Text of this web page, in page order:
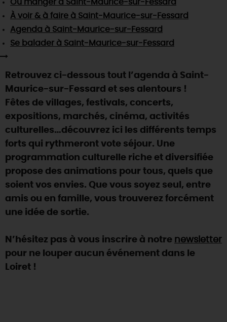
TOUTES LES ACTIVITÉS
Visitesgourmandesetcréatives
Vins etvignobles
Chic,une aire de pique-nique
Par ici lesguinguettes
La Route desMétiers d'Art
TOUT L'ART DE VIVRE
Des vacances auprès des animaux 🐎
(re)Découvrir les coulisses de la Faïencerie de
Gien !
Une saison de festivals 🎉
Rendez-vous de la nature en 2026
Des sorties en famille dans le Loiret !
Programme des animations "Loiret au fil de l'eau"
Où sortir ?
AUJOURD'HUI
DEMAIN
SE REPÉRER,SE DÉPLACER
INFOS &SERVICES
Où manger à Saint-Maurice-sur-Fessard
À voir & à faire à Saint-Maurice-sur-Fessard
Agenda à Saint-Maurice-sur-Fessard
Se balader à Saint-Maurice-sur-Fessard
Retrouvez ci-dessous tout l’agenda à Saint-
Maurice-sur-Fessard et ses alentours !
Fêtes de villages, festivals, concerts,
expositions, marchés, cinéma, activités
culturelles…découvrez ici les différents temps
forts qui rythmeront vote séjour. Une
programmation culturelle riche et diversifiée
propose des animations pour tous, quels que
soient vos envies. Que vous soyez seul, entre
amis ou en famille, vous trouverez forcément
une idée de sortie.
N’hésitez pas à vous inscrire à notre newsletter
pour ne louper aucun événement dans le
Loiret !